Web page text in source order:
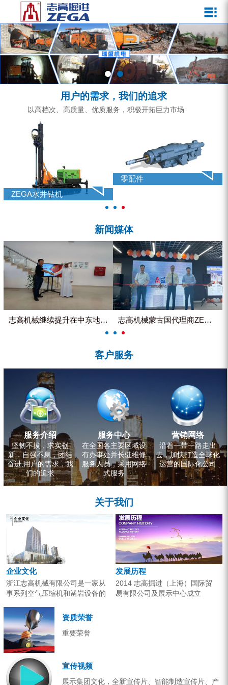
企业文化
发展历程
资质荣誉
宣传视频
公司新闻
行业动态
ZEGA一体式潜孔钻机
ZEGA地下掘进台车
ZEGA小型一体式露天钻机
ZEGA全液压顶锤钻机
零配件
锚固钻机系列
FY水井钻车系列
水井专用螺杆空压机
雾炮机
洗轮机
服务介绍
服务中心
营销网络
用户的需求，我们的追求
以高档次、高质量、优质服务，积极开拓巨力市场
ZEGA水井钻机
零配件
新闻媒体
志高机械继续提升在中东地区的市... 志高机械蒙古国代理商ZEGA客...
客户服务
服务介绍
坚韧不拔，求实创
新，自强不息，团结
奋进,用户的需求，我
们的追求
服务中心
在全国各主要区域设
有办事处并长驻维修
服务人员，采用网络
式服务
营销网络
沿着一带一路走出
去，加快打造全球化
运营的国际化公司
关于我们
企业文化
浙江志高机械有限公司是一家从
事系列空气压缩机和凿岩设备的
的专业机构。产品广泛应用于工
业气源、各类矿山开采和工程项
目建设。企业以技术开发为核
心，...
发展历程
2014 志高掘进（上海）国际贸
易有限公司及展示中心成立
资质荣誉
重要荣誉
宣传视频
展示集团文化，全新宣传片、智能制造宣传片、产